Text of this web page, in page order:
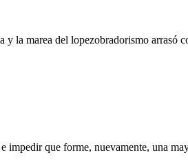
marea del lopezobradorismo arrasó
que forme, nuevamente, una